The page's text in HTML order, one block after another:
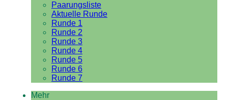
Paarungsliste
Aktuelle Runde
Runde 1
Runde 2
Runde 3
Runde 4
Runde 5
Runde 6
Runde 7
Mehr